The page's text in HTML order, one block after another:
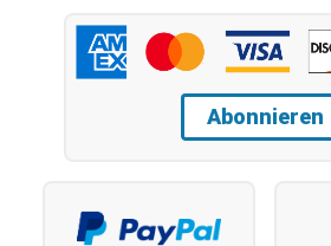
Abonnieren